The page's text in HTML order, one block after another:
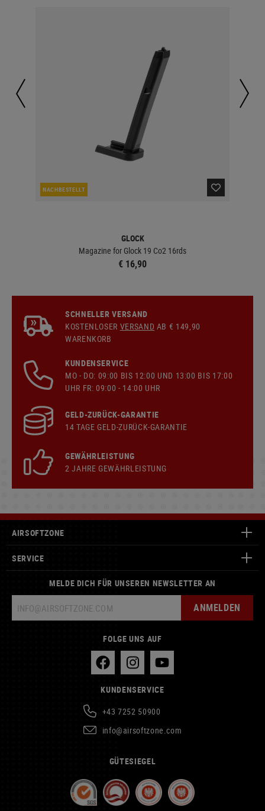
NACHBESTELLT
GLOCK
Magazine for Glock 19 Co2 16rds
€ 16,90
SCHNELLER VERSAND
KOSTENLOSER VERSAND AB € 149,90
WARENKORB
KUNDENSERVICE
MO - DO: 09:00 BIS 12:00 UND 13:00 BIS 17:00
UHR FR: 09:00 - 14:00 UHR
GELD-ZURÜCK-GARANTIE
14 TAGE GELD-ZURÜCK-GARANTIE
GEWÄHRLEISTUNG
2 JAHRE GEWÄHRLEISTUNG
AIRSOFTZONE
SERVICE
MELDE DICH FÜR UNSEREN NEWSLETTER AN
ANMELDEN
FOLGE UNS AUF
KUNDENSERVICE
+43 7252 50900
info@airsoftzone.com
GÜTESIEGEL